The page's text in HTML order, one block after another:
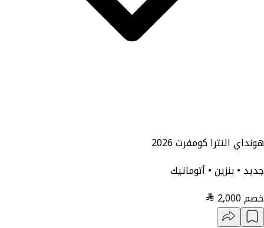
هونداي النترا كومفرت 2026
جديد • بنزين • أتوماتيك
خصم2,000